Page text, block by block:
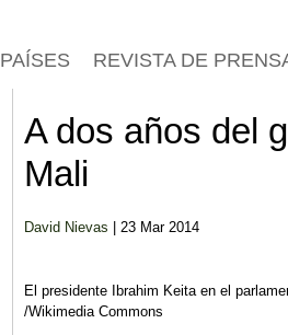
A dos años del
Mali
David Nievas | 23 Mar 2014
El presidente Ibrahim Keita en el
/Wikimedia Commons
PAÍSES REVISTA DE